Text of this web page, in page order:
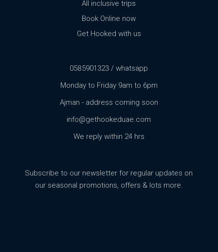
All inclusive trips
Book Online now
Get Hooked with us
0585901323 / whatsapp
Monday to Friday 9am to 6pm
Ajman - address coming soon
info@gethookeduae.com
We reply within 24 hrs
Subscribe to our newsletter for regular updates on
our seasonal promotions, offers & lots more.